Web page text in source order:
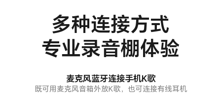
多种连接方式
专业录音棚体验
麦克风蓝牙连接手机K歌
既可用麦克风音箱外放K歌，也可连接有线耳机